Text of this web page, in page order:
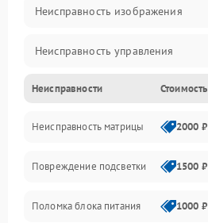
Неисправность изображения
Неисправность управления
Неисправность интерфейсов
Прочие неисправности
Неисправность звука
Механические повреждения
Неисправности Стоимость
Неисправность матрицы 2000 ₽
Повреждение подсветки 1500 ₽
Поломка блока питания 1000 ₽